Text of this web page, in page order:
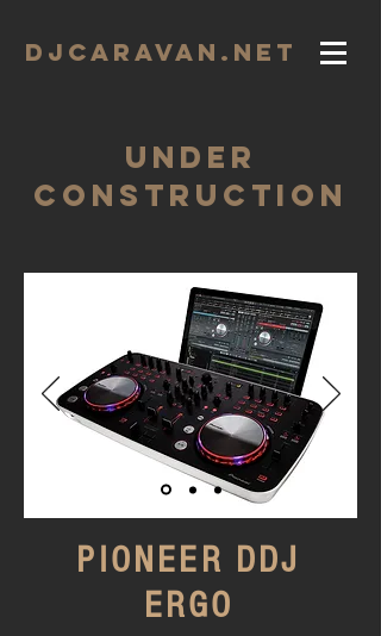
DJCARAVAN.net
under
construction
PIONEER DDJ
ERGO